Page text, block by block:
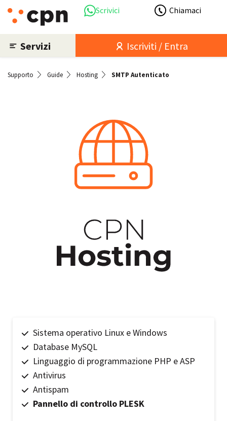
Scrivici Chiamaci
Servizi Iscriviti / Entra
Supporto Guide Hosting SMTP Autenticato
Sistema operativo Linux e Windows
Database MySQL
Linguaggio di programmazione PHP e ASP
Antivirus
Antispam
Pannello di controllo PLESK